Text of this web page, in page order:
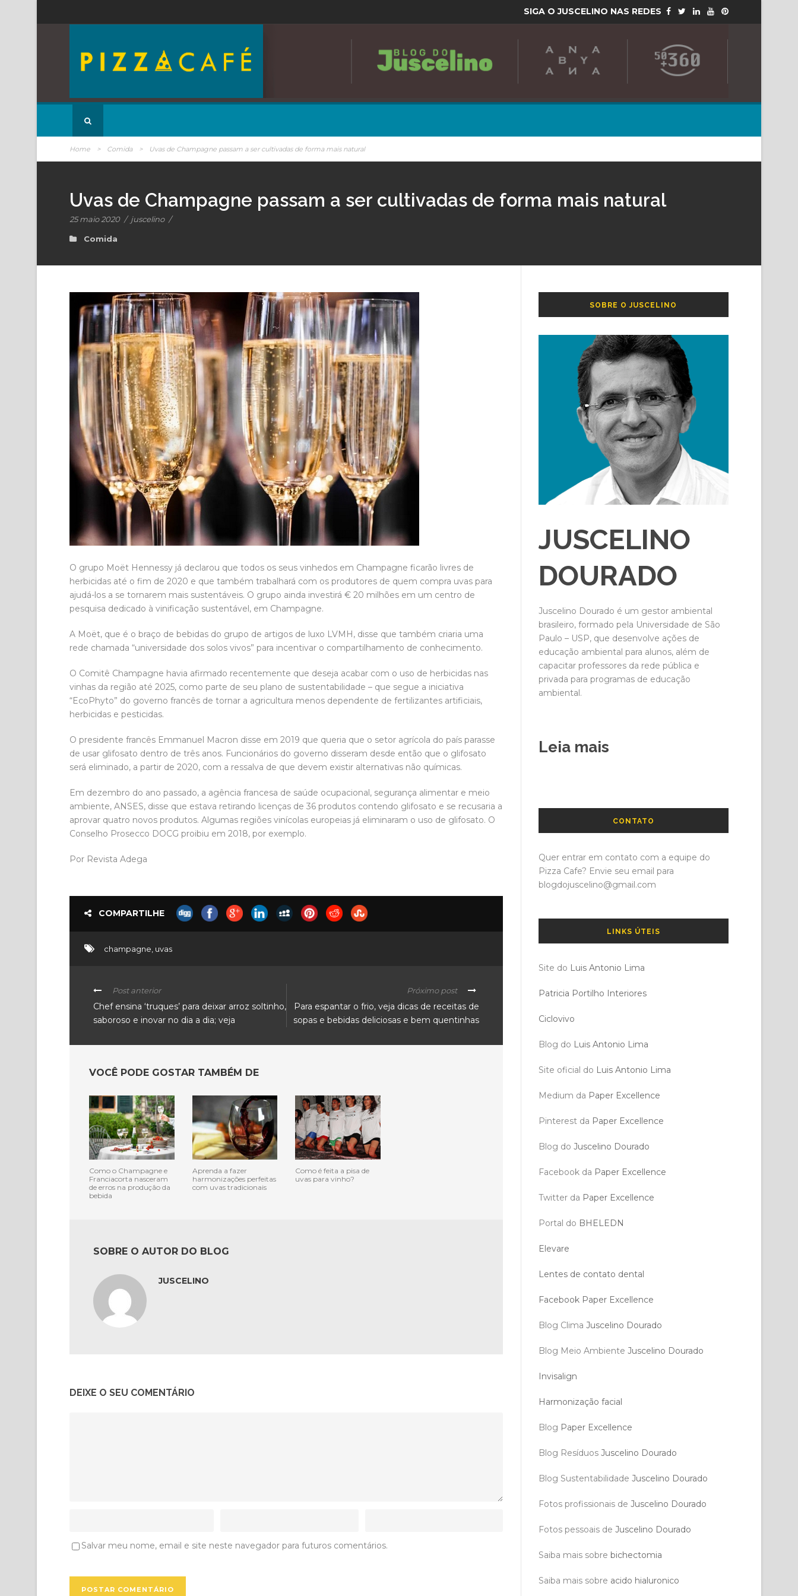
SIGA O JUSCELINO NAS REDES
Home > Comida > Uvas de Champagne passam a ser cultivadas de forma mais natural
Uvas de Champagne passam a ser cultivadas de forma mais natural
25 maio 2020 / juscelino /
Comida
O grupo Moët Hennessy já declarou que todos os seus vinhedos em Champagne ficarão livres de
herbicidas até o fim de 2020 e que também trabalhará com os produtores de quem compra uvas para
ajudá-los a se tornarem mais sustentáveis. O grupo ainda investirá € 20 milhões em um centro de
pesquisa dedicado à vinificação sustentável, em Champagne.
A Moët, que é o braço de bebidas do grupo de artigos de luxo LVMH, disse que também criaria uma
rede chamada “universidade dos solos vivos” para incentivar o compartilhamento de conhecimento.
O Comitê Champagne havia afirmado recentemente que deseja acabar com o uso de herbicidas nas
vinhas da região até 2025, como parte de seu plano de sustentabilidade – que segue a iniciativa
“EcoPhyto” do governo francês de tornar a agricultura menos dependente de fertilizantes artificiais,
herbicidas e pesticidas.
O presidente francês Emmanuel Macron disse em 2019 que queria que o setor agrícola do país parasse
de usar glifosato dentro de três anos. Funcionários do governo disseram desde então que o glifosato
será eliminado, a partir de 2020, com a ressalva de que devem existir alternativas não químicas.
Em dezembro do ano passado, a agência francesa de saúde ocupacional, segurança alimentar e meio
ambiente, ANSES, disse que estava retirando licenças de 36 produtos contendo glifosato e se recusaria a
aprovar quatro novos produtos. Algumas regiões vinícolas europeias já eliminaram o uso de glifosato. O
Conselho Prosecco DOCG proibiu em 2018, por exemplo.
Por Revista Adega
COMPARTILHE
champagne uvas
Post anterior
Chef ensina ‘truques’ para deixar arroz soltinho,
saboroso e inovar no dia a dia; veja
Próximo post
Para espantar o frio, veja dicas de receitas de
sopas e bebidas deliciosas e bem quentinhas
VOCÊ PODE GOSTAR TAMBÉM DE
Como o Champagne e
Franciacorta nasceram
de erros na produção da
bebida
Aprenda a fazer
harmonizações perfeitas
com uvas tradicionais
Como é feita a pisa de
uvas para vinho?
SOBRE O AUTOR DO BLOG
JUSCELINO
DEIXE O SEU COMENTÁRIO
Salvar meu nome, email e site neste navegador para futuros comentários.
SOBRE O JUSCELINO
JUSCELINO
DOURADO
Juscelino Dourado é um gestor ambiental
brasileiro, formado pela Universidade de São
Paulo – USP, que desenvolve ações de
educação ambiental para alunos, além de
capacitar professores da rede pública e
privada para programas de educação
ambiental.
Leia mais
CONTATO
Quer entrar em contato com a equipe do
Pizza Cafe? Envie seu email para
blogdojuscelino@gmail.com
LINKS ÚTEIS
Site do Luis Antonio Lima
Patricia Portilho Interiores
Ciclovivo
Blog do Luis Antonio Lima
Site oficial do Luis Antonio Lima
Medium da Paper Excellence
Pinterest da Paper Excellence
Blog do Juscelino Dourado
Facebook da Paper Excellence
Twitter da Paper Excellence
Portal do BHELEDN
Elevare
Lentes de contato dental
Facebook Paper Excellence
Blog Clima Juscelino Dourado
Blog Meio Ambiente Juscelino Dourado
Invisalign
Harmonização facial
Blog Paper Excellence
Blog Resíduos Juscelino Dourado
Blog Sustentabilidade Juscelino Dourado
Fotos profissionais de Juscelino Dourado
Fotos pessoais de Juscelino Dourado
Saiba mais sobre bichectomia
Saiba mais sobre acido hialuronico